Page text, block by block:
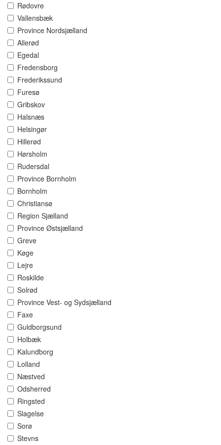
Rødovre
Vallensbæk
Province Nordsjælland
Allerød
Egedal
Fredensborg
Frederikssund
Furesø
Gribskov
Halsnæs
Helsingør
Hillerød
Hørsholm
Rudersdal
Province Bornholm
Bornholm
Christiansø
Region Sjælland
Province Østsjælland
Greve
Køge
Lejre
Roskilde
Solrød
Province Vest- og Sydsjælland
Faxe
Guldborgsund
Holbæk
Kalundborg
Lolland
Næstved
Odsherred
Ringsted
Slagelse
Sorø
Stevns